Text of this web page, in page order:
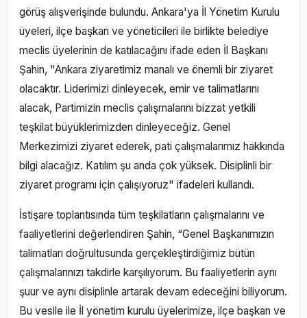
görüş alışverişinde bulundu. Ankara'ya İl Yönetim Kurulu
üyeleri, ilçe başkan ve yöneticileri ile birlikte belediye
meclis üyelerinin de katılacağını ifade eden İl Başkanı
Şahin, "Ankara ziyaretimiz manalı ve önemli bir ziyaret
olacaktır. Liderimizi dinleyecek, emir ve talimatlarını
alacak, Partimizin meclis çalışmalarını bizzat yetkili
teşkilat büyüklerimizden dinleyeceğiz. Genel
Merkezimizi ziyaret ederek, pati çalışmalarımız hakkında
bilgi alacağız. Katılım şu anda çok yüksek. Disiplinli bir
ziyaret programı için çalışıyoruz" ifadeleri kullandı.
İstişare toplantısında tüm teşkilatların çalışmalarını ve
faaliyetlerini değerlendiren Şahin, “Genel Başkanımızın
talimatları doğrultusunda gerçekleştirdiğimiz bütün
çalışmalarınızı takdirle karşılıyorum. Bu faaliyetlerin aynı
şuur ve aynı disiplinle artarak devam edeceğini biliyorum.
Bu vesile ile İl yönetim kurulu üyelerimize, ilçe başkan ve